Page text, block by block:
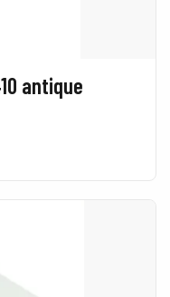
antique